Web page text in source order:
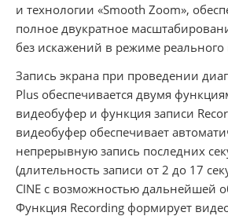
и технологии «Smooth Zoom»,
полное двукратное
без искажений в режиме
Запись экрана при проведении
Plus обеспечивается двумя
видеобуфер и функция записи
видеобуфер обеспечивает
непрерывную запись последних
(длительность записи от 2 до 17
CINE с возможностью дальнейшей
Функция Recording формирует